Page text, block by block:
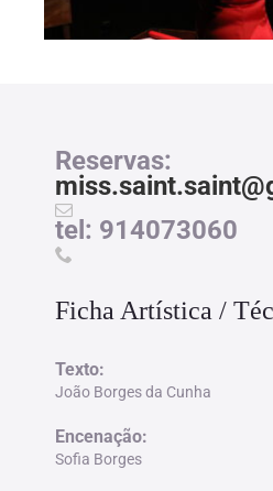
Reservas:
tel: 914073060
Ficha Artística /
Texto:
João Borges da Cunha
Encenação:
Sofia Borges